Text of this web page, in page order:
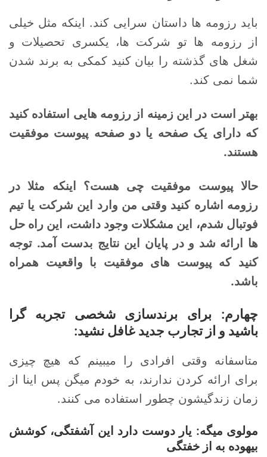
باید رزومه ها داستان سرایی کند. اینکه مثل خیلی
از رزومه ها تو شرکت ها، یکسری تحصیلات و
شغل های گذشته را بیان کنید کمکی به برند شدن
شما نمی کند.
بهتر است در این زمینه از رزومه هایی استفاده کنید
که دارای یک صفحه یا دو صفحه پیوست موفقیت
هستند.
حالا پیوست موفقیت چی هست؟ اینکه مثلا در
رزومه اشاره کنید وقتی من وارد این شرکت یا تیم
فوتبال شدم، این مشکلات وجود داشت، این راه حل
ها ارائه شد و در پایان این نتایج بدست آمد. توجه
کنید که پیوست های موفقیت با واقعیت همراه
باشد.
چهارم: برای برندسازی شخصی تجربه گرا
باشید و از تجارب جدید غافل نشید:
متاسفانه وقتی افرادی را میبینم که هیچ چیزی
برای ارائه کردن ندارند، به خودم میگن پس اینا از
زمان زندگیشون چطور استفاده می کنند.
مولوی میگه: یار دوست دارد این آشفتگی، کوشش
بیهوده به از خفتگی